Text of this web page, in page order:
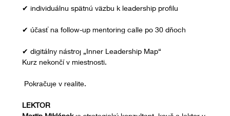
✔ individuálnu spätnú väzbu k leadership profilu
✔ účasť na follow-up mentoring calle po 30 dňoch
✔ digitálny nástroj „Inner Leadership Map“
Kurz nekončí v miestnosti.
Pokračuje v realite.
LEKTOR